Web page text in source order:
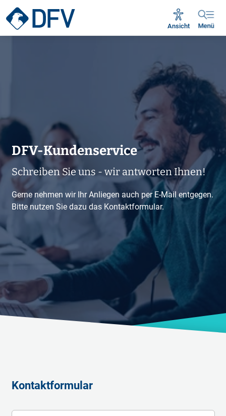
Ansicht Menü
DFV-Kundenservice
Schreiben Sie uns - wir antworten Ihnen!
Gerne nehmen wir Ihr Anliegen auch per E-Mail entgegen.
Bitte nutzen Sie dazu das Kontaktformular.
Kontaktformular